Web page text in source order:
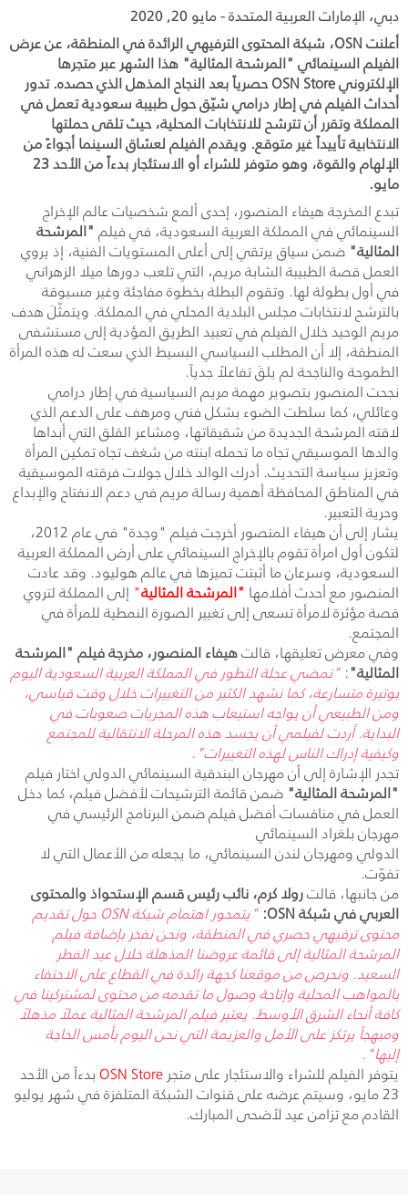
دبي، الإمارات العربية المتحدة - مايو 20, 2020
أعلنت OSN، شبكة المحتوى الترفيهي الرائدة في المنطقة، عن عرض
الفيلم السينمائي "المرشحة المثالية" هذا الشهر عبر متجرها
الإلكتروني OSN Store حصرياً بعد النجاح المذهل الذي حصده. تدور
أحداث الفيلم في إطار درامي شيّق حول طبيبة سعودية تعمل في
المملكة وتقرر أن تترشح للانتخابات المحلية، حيث تلقى حملتها
الانتخابية تأييداً غير متوقع. ويقدم الفيلم لعشاق السينما أجواءً من
الإلهام والقوة، وهو متوفر للشراء أو الاستئجار بدءاً من الأحد 23
مايو.
تبدع المخرجة هيفاء المنصور، إحدى ألمع شخصيات عالم الإخراج
السينمائي في المملكة العربية السعودية، في فيلم"المرشحة
المثالية"ضمن سياق يرتقي إلى أعلى المستويات الفنية، إذ يروي
العمل قصة الطبيبة الشابة مريم، التي تلعب دورها ميلا الزهراني
في أول بطولة لها. وتقوم البطلة بخطوة مفاجئة وغير مسبوقة
بالترشح لانتخابات مجلس البلدية المحلي في المملكة. ويتمثّلَ هدف
مريم الوحيد خلال الفيلم في تعبيد الطريق المؤدية إلى مستشفى
المنطقة، إلا أن المطلب السياسي البسيط الذي سعت له هذه المرأة
الطموحة والناجحة لم يلقَ تفاعلاً جدياً.
نجحت المنصور بتصوير مهمة مريم السياسية في إطار درامي
وعائلي، كما سلطت الضوء بشكل فني ومرهف على الدعم الذي
لاقته المرشحة الجديدة من شقيقاتها، ومشاعر القلق التي أبداها
والدها الموسيقي تجاه ما تحمله ابنته من شغف تجاه تمكين المرأة
وتعزيز سياسة التحديث. أدرك الوالد خلال جولات فرقته الموسيقية
في المناطق المحافظة أهمية رسالة مريم في دعم الانفتاح والإبداع
وحرية التعبير.
يشار إلى أن هيفاء المنصور أخرجت فيلم "وجدة" في عام 2012،
لتكون أول امرأة تقوم بالإخراج السينمائي على أرض المملكة العربية
السعودية، وسرعان ما أثبتت تميزها في عالم هوليود. وقد عادت
المنصور مع أحدث أفلامها "المرشحة المثالية" إلى المملكة لتروي
قصة مؤثرة لامرأة تسعى إلى تغيير الصورة النمطية للمرأة في
المجتمع.
وفي معرض تعليقها، قالتهيفاء المنصور، مخرجة فيلم "المرشحة
المثالية":"تمضي عجلة التطور في المملكة العربية السعودية اليوم
بوتيرة متسارعة، كما نشهد الكثير من التغييرات خلال وقت قياسي،
ومن الطبيعي أن يواجه استيعاب هذه المجريات صعوبات في
البداية. أردت لفيلمي أن يجسد هذه المرحلة الانتقالية للمجتمع
وكيفية إدراك الناس لهذه التغييرات".
تجدر الإشارة إلى أن مهرجان البندقية السينمائي الدولي اختار فيلم
"المرشحة المثالية"ضمن قائمة الترشيحات لأفضل فيلم، كما دخل
العمل في منافسات أفضل فيلم ضمن البرنامج الرئيسي في
مهرجان بلغراد السينمائي
الدولي ومهرجان لندن السينمائي، ما يجعله من الأعمال التي لا
تفوّت.
من جانبها، قالترولا كرم، نائب رئيس قسم الإستحواذ والمحتوى
العربي في شبكةOSN
:"يتمحور اهتمام شبكةOSNحول تقديم
محتوى ترفيهي حصري في المنطقة، ونحن نفخر بإضافة فيلم
المرشحة المثالية إلى قائمة عروضنا المذهلة خلال عيد الفطر
السعيد. ونحرص من موقعنا كجهة رائدة في القطاع على الاحتفاء
بالمواهب المحلية وإتاحة وصول ما تقدمه من محتوى لمشتركينا في
كافة أنحاء الشرق الأوسط. يعتبر فيلم المرشحة المثالية عملاً مذهلاً
ومبهجاً يرتكز على الأمل والعزيمة التي نحن اليوم بأمس الحاجة
إليها".
يتوفر الفيلم للشراء والاستئجار على متجرOSN Storeبدءاً من الأحد
23 مايو، وسيتم عرضه على قنوات الشبكة المتلفزة في شهر يوليو
القادم مع تزامن عيد لأضحى المبارك.